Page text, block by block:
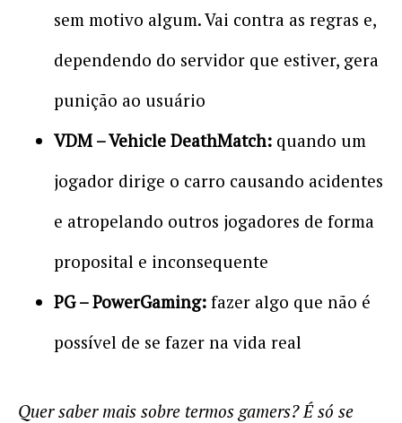
sem motivo algum. Vai contra as regras e,
dependendo do servidor que estiver, gera
punição ao usuário
VDM – Vehicle DeathMatch: quando um
jogador dirige o carro causando acidentes
e atropelando outros jogadores de forma
proposital e inconsequente
PG – PowerGaming: fazer algo que não é
possível de se fazer na vida real
Quer saber mais sobre termos gamers? É só se